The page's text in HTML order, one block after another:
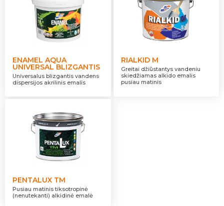
ENAMEL AQUA
UNIVERSAL BLIZGANTIS
Universalus blizgantis vandens
dispersijos akrilinis emalis
RIALKID M
Greitai džiūstantys vandeniu
skiedžiamas alkido emalis
pusiau matinis
PENTALUX TM
Pusiau matinis tiksotropinė
(nenutekanti) alkidinė emalė